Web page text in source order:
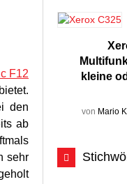
F12
den
ab
sehr
kleine
von Mario